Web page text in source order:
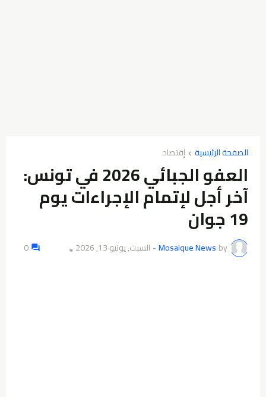
الصفحة الرئيسية إقتصاد
العفو الجبائي 2026 في تونس:
آخر أجل لإتمام الإجراءات يوم
19 جوان
by
Mosaique News
- السبت, يونيو 13, 2026 👁️
0